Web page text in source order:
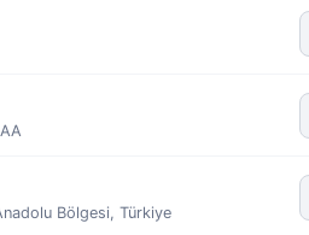
Bölgesi, Türkiye